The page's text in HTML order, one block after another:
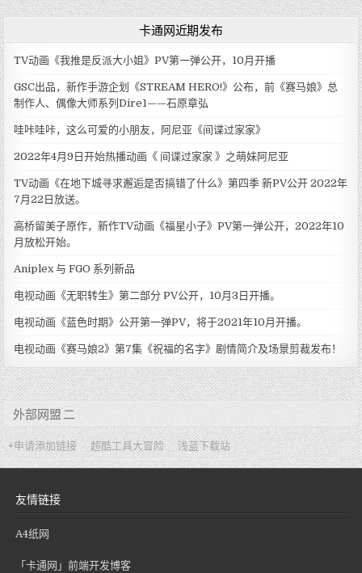
卡通网近期发布
TV动画《我推是反派大小姐》PV第一弹公开，10月开播
GSC出品，新作手游企划《STREAM HERO!》公布，前《赛马娘》总
制作人、偶像大师系列Dire1——石原章弘
哇咔哇咔，这么可爱的小朋友，阿尼亚《间谍过家家》
2022年4月9日开始热播动画《 间谍过家家 》之萌妹阿尼亚
TV动画《在地下城寻求邂逅是否搞错了什么》第四季 新PV公开 2022年
7月22日放送。
高桥留美子原作，新作TV动画《福星小子》PV第一弹公开，2022年10
月放松开始。
Aniplex 与 FGO 系列新品
电视动画《无职转生》第二部分 PV公开，10月3日开播。
电视动画《蓝色时期》公开第一弹PV，将于2021年10月开播。
电视动画《赛马娘2》第7集《祝福的名字》剧情简介及场景剪裁发布！
外部网盟 二
+申请添加链接 超酷工具大冒险 浅蓝下载站
友情链接
A4纸网
「卡通网」前端开发博客